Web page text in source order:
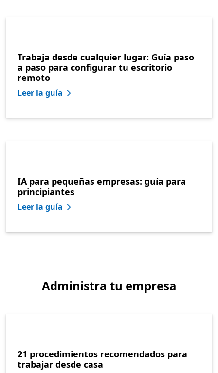
Trabaja desde cualquier lugar: Guía paso
a paso para configurar tu escritorio
remoto
Leer la guía
IA para pequeñas empresas: guía para
principiantes
Leer la guía
Administra tu empresa
21 procedimientos recomendados para
trabajar desde casa